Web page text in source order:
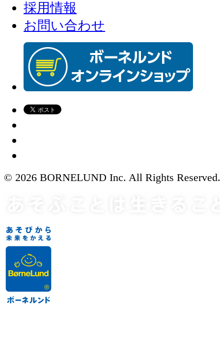
採用情報
お問い合わせ
© 2026 BORNELUND Inc. All Rights Reserved.